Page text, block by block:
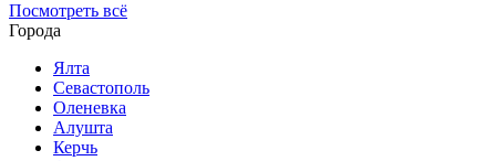
Посмотреть всё
Города
Ялта
Севастополь
Оленевка
Алушта
Керчь